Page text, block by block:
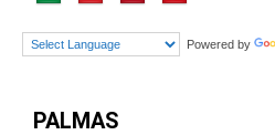
Powered by
PALMAS